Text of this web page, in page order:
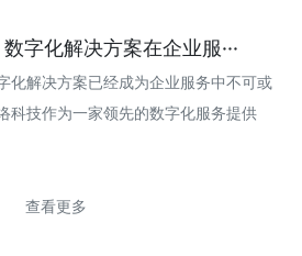
字化解决方案在企业服···
化解决方案已经成为企业服务中不可或
科技作为一家领先的数字化服务提供
查看更多